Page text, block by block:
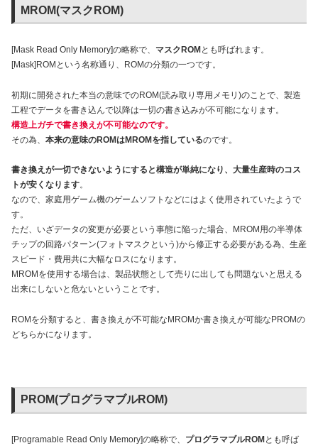
MROM(マスクROM)
[Mask Read Only Memory]の略称で、 マスクROM とも呼ばれます。
[Mask]ROMという名称通り、ROMの分類の一つです。
初期に開発された本当の意味でのROM(読み取り専用メモリ)のことで、製造
工程でデータを書き込んで以降は一切の書き込みが不可能になります。
構造上ガチで書き換えが不可能なのです。
その為、 本来の意味のROMはMROMを指しているのです。
書き換えが一切できないようにすると構造が単純になり、大量生産時のコス
トが安くなります。
なので、家庭用ゲーム機のゲームソフトなどにはよく使用されていたようで
す。
ただ、いざデータの変更が必要という事態に陥った場合、MROM用の半導体
チップの回路パターン(フォトマスクという)から修正する必要がある為、生産
スピード・費用共に大幅なロスになります。
MROMを使用する場合は、製品状態として売りに出しても問題ないと思える
出来にしないと危ないということです。
ROMを分類すると、書き換えが不可能なMROMか書き換えが可能なPROMの
どちらかになります。
PROM(プログラマブルROM)
[Programable Read Only Memory]の略称で、 プログラマブルROMとも呼ば